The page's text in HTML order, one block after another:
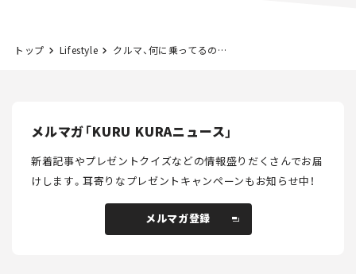
トップ Lifestyle クルマ、何に乗ってるの？ 僕たちの愛車紹介 #34｜スバル バハ
メルマガ「KURU KURAニュース」
新着記事やプレゼントクイズなどの情報盛りだくさんでお届
けします。耳寄りなプレゼントキャンペーンもお知らせ中！
メルマガ登録